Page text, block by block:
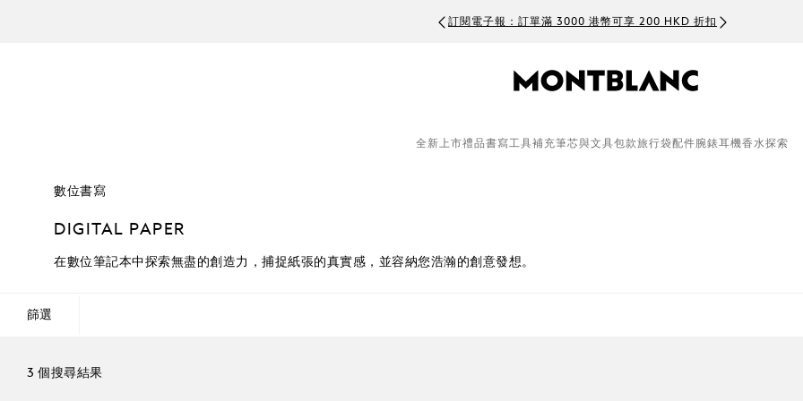
訂閱電子報：訂單滿 3000 港幣可享 200 HKD 折扣
全新上市禮品書寫工具補充筆芯與文具包款旅行袋配件 腕錶耳機香水探索
數位書寫
DIGITAL PAPER
在數位筆記本中探索無盡的創造力，捕捉紙張的真實感，並容納您浩瀚的創意發想。
篩選
3 個搜尋結果